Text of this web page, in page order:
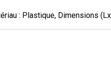
: Plastique, Dimensions